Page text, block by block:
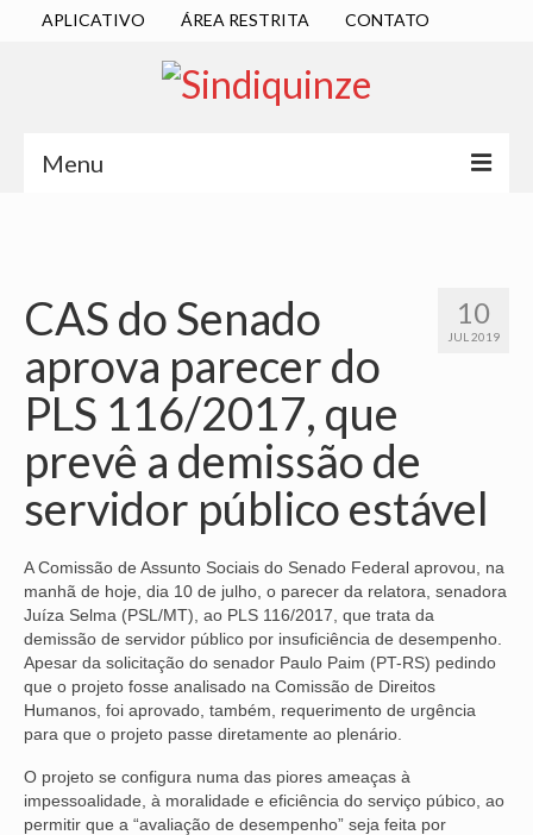
APLICATIVO ÁREA RESTRITA CONTATO
Menu
DIRETORIA EXECUTIVA
ESTATUTO
ATAS
LOCALIZAÇÃO
QUEM SOMOS
NOSSA HISTÓRIA
SUBSEDES
ARAÇATUBA
BAURU
RIBEIRÃO PRETO
10
JUL 2019
CAS do Senado
aprova parecer do
PLS 116/2017, que
prevê a demissão de
servidor público estável
A Comissão de Assunto Sociais do Senado Federal aprovou, na
manhã de hoje, dia 10 de julho, o parecer da relatora, senadora
Juíza Selma (PSL/MT), ao PLS 116/2017, que trata da
demissão de servidor público por insuficiência de desempenho.
Apesar da solicitação do senador Paulo Paim (PT-RS) pedindo
que o projeto fosse analisado na Comissão de Direitos
Humanos, foi aprovado, também, requerimento de urgência
para que o projeto passe diretamente ao plenário.
O projeto se configura numa das piores ameaças à
impessoalidade, à moralidade e eficiência do serviço púbico, ao
permitir que a “avaliação de desempenho” seja feita por